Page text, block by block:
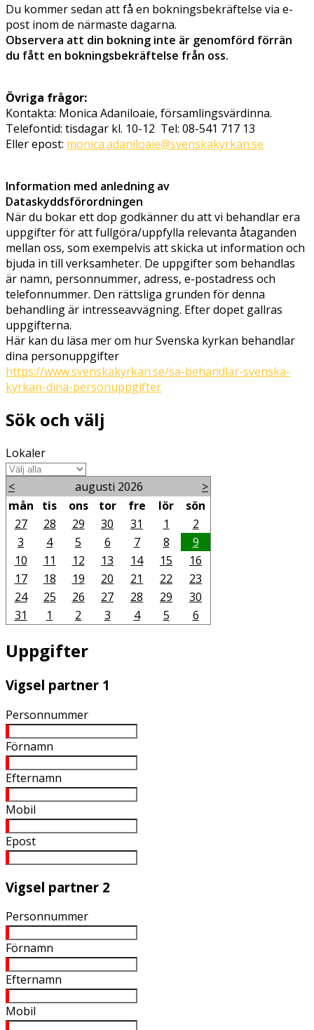
Du kommer sedan att få en bokningsbekräftelse via e-
post inom de närmaste dagarna.
Observera att din bokning inte är genomförd förrän
du fått en bokningsbekräftelse från oss.
Övriga frågor:
Kontakta: Monica Adaniloaie, församlingsvärdinna.
Telefontid: tisdagar kl. 10-12 Tel: 08-541 717 13
Eller epost: monica.adaniloaie@svenskakyrkan.se
Information med anledning av
Dataskyddsförordningen
När du bokar ett dop godkänner du att vi behandlar era
uppgifter för att fullgöra/uppfylla relevanta åtaganden
mellan oss, som exempelvis att skicka ut information och
bjuda in till verksamheter. De uppgifter som behandlas
är namn, personnummer, adress, e-postadress och
telefonnummer. Den rättsliga grunden för denna
behandling är intresseavvägning. Efter dopet gallras
uppgifterna.
Här kan du läsa mer om hur Svenska kyrkan behandlar
dina personuppgifter
https://www.svenskakyrkan.se/sa-behandlar-svenska-
kyrkan-dina-personuppgifter
Sök och välj
Lokaler
< augusti 2026
>
mån
tis ons tor fre lör
sön
27
28 29 30 31 1
2
3
4 5 6 7 8
9
10
11 12 13 14 15
16
17
18 19 20 21 22
23
24
25 26 27 28 29
30
31
1 2 3 4 5 6
Uppgifter
Vigsel partner 1
Personnummer
Förnamn
Efternamn
Mobil
Epost
Vigsel partner 2
Personnummer
Förnamn
Efternamn
Mobil